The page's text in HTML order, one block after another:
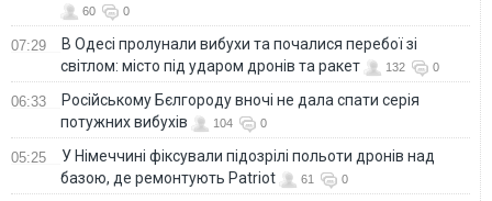
60 0
07:29
В Одесі пролунали вибухи та почалися перебої зі
світлом: місто під ударом дронів та ракет
132 0
06:33
Російському Бєлгороду вночі не дала спати серія
потужних вибухів
104 0
05:25
У Німеччині фіксували підозрілі польоти дронів над
базою, де ремонтують Patriot
61 0